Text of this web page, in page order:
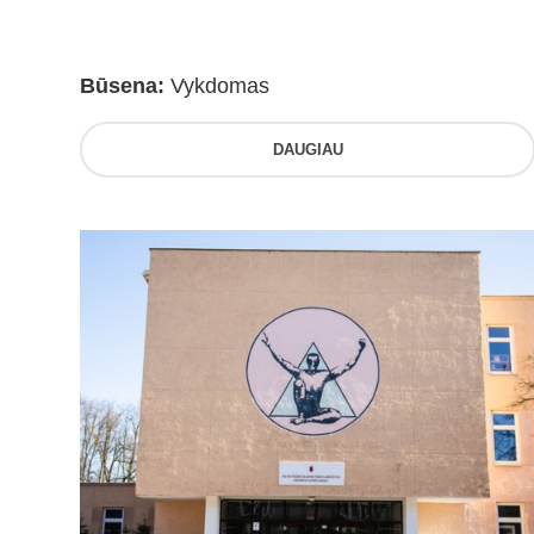
Būsena: Vykdomas
DAUGIAU